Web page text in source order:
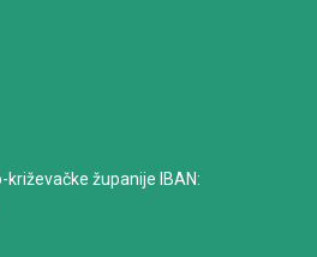
križevačke županije IBAN: